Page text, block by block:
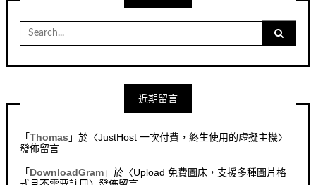
Search
for:
近期留言
「Thomas 」於〈JustHost 一次付費，終生使用的虛擬主機〉
發佈留言
「 DownloadGram」於〈Upload 免費圖床，支援多種圖片格